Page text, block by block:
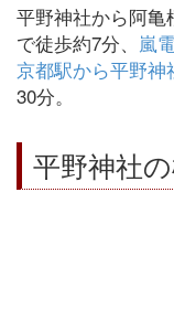
平野神社から阿亀
で徒歩約7分、 嵐電
京都駅から平野神
30分。
平野神社